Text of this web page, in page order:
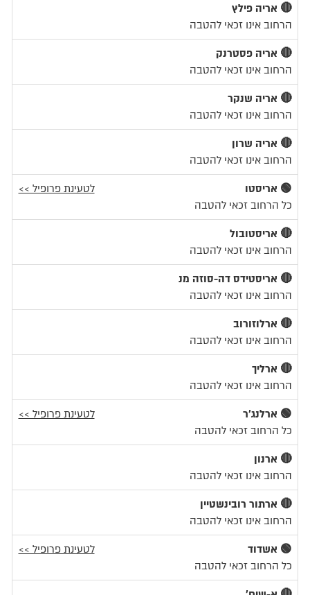
🔴 אריה פילץ
הרחוב אינו זכאי להטבה
🔴 אריה פסטרנק
הרחוב אינו זכאי להטבה
🔴 אריה שנקר
הרחוב אינו זכאי להטבה
🔴 אריה שרון
הרחוב אינו זכאי להטבה
🟢 אריסטו
לטעינת פרופיל >>
כל הרחוב זכאי להטבה
🔴 אריסטובול
הרחוב אינו זכאי להטבה
🔴 אריסטידס דה-סוזה מנ
הרחוב אינו זכאי להטבה
🔴 ארלוזורוב
הרחוב אינו זכאי להטבה
🔴 ארליך
הרחוב אינו זכאי להטבה
🟢 ארלנג'ר
לטעינת פרופיל >>
כל הרחוב זכאי להטבה
🔴 ארנון
הרחוב אינו זכאי להטבה
🔴 ארתור רובינשטיין
הרחוב אינו זכאי להטבה
🟢 אשדוד
לטעינת פרופיל >>
כל הרחוב זכאי להטבה